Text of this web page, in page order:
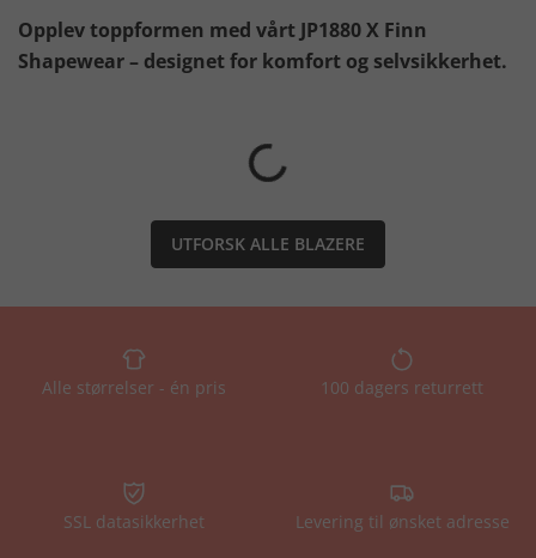
Opplev toppformen med vårt JP1880 X Finn
Shapewear – designet for komfort og selvsikkerhet.
UTFORSK ALLE BLAZERE
Alle størrelser - én pris 100 dagers returrett
SSL datasikkerhet Levering til ønsket adresse